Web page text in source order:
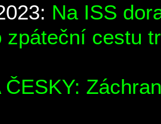
Na ISS
zpáteční cestu
ČESKY: